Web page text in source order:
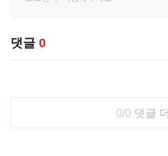
댓글 0
0/0 댓글